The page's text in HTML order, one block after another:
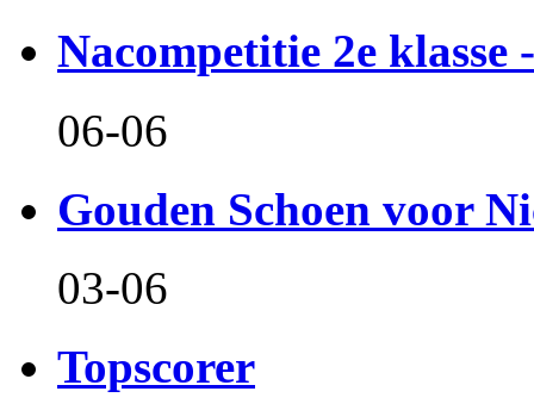
Nacompetitie 2e klasse
06-06
Gouden Schoen voor
03-06
Topscorer